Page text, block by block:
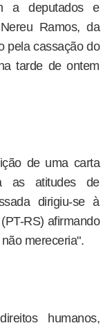
a deputados e
Ramos, da
pela cassação do
tarde de ontem
de uma carta
as atitudes de
dirigiu-se à
RS) afirmando
mereceria".
humanos,